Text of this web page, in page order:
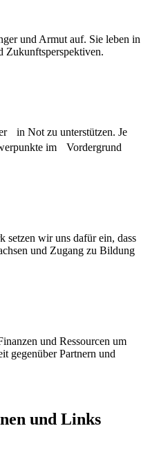
und Armut auf. Sie leben in
Zukunftsperspektiven.
in Not zu unterstützen. Je
im Vordergrund
wir uns dafür ein, dass
und Zugang zu Bildung
und Ressourcen um
gegenüber Partnern und
und Links